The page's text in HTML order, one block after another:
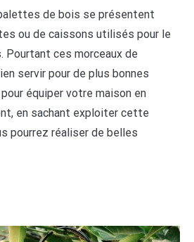
de bois se présentent
ou de caissons utilisés pour le
Pourtant ces morceaux de
servir pour de plus bonnes
équiper votre maison en
en sachant exploiter cette
pourrez réaliser de belles